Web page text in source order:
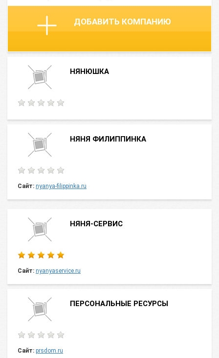
ДОБАВИТЬ КОМПАНИЮ
НЯНЮШКА
НЯНЯ ФИЛИППИНКА
Сайт: nyanya-filippinka.ru
НЯНЯ-СЕРВИС
Сайт: nyanyaservice.ru
ПЕРСОНАЛЬНЫЕ РЕСУРСЫ
Сайт: prsdom.ru